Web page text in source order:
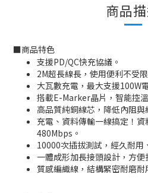
商品
■商品特色
支援PD/QC快充協議。
2M超長線長，使用便利不受限
大瓦數充電，最大支援100W
搭載E-Marker晶片，智能控
高品質純銅線芯，降低內阻與
充電、資料傳輸一線搞定！
480Mbps。
10000次插拔測試，經久耐用
一體成形加長接頭設計，方便
質感編織線，結構緊密耐磨耐